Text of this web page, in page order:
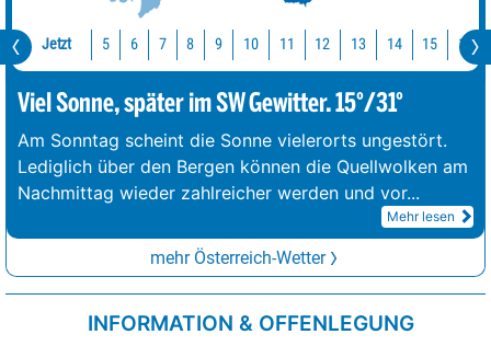
Jetzt 5 6 7 8 9 10 11 12 13 14 15 16
Viel Sonne, später im SW Gewitter. 15°/31°
Am Sonntag scheint die Sonne vielerorts ungestört.
Lediglich über den Bergen können die Quellwolken am
Nachmittag wieder zahlreicher werden und vor...
Mehr lesen
mehr Österreich-Wetter
INFORMATION & OFFENLEGUNG